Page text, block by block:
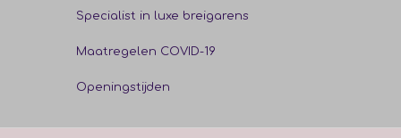
Specialist in luxe breigarens
Maatregelen COVID-19
Openingstijden